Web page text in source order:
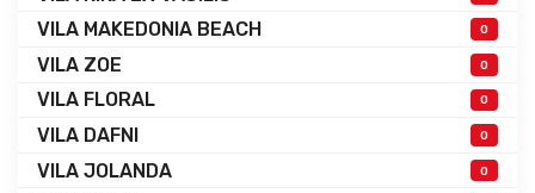
VILA MAKEDONIA BEACH 0
VILA ZOE 0
VILA FLORAL 0
VILA DAFNI 0
VILA JOLANDA 0